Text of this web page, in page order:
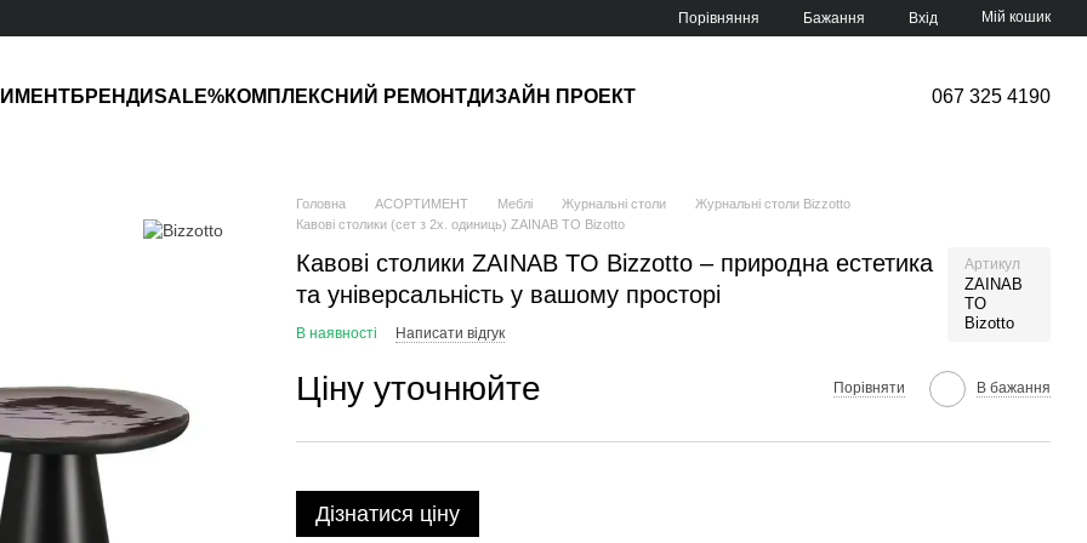
Порівняння Бажання Вхід Мій кошик
БРЕНДИSALE%КОМПЛЕКСНИЙ РЕМОНТДИЗАЙН ПРОЕКТ 067 325 4190
Головна АСОРТИМЕНТ Меблі Журнальні столи
Журнальні столи Bizzotto
Кавові столики (сет з 2х. одиниць) ZAINAB TO Bizotto
Кавові столики ZAINAB TO Bizzotto – природна естетика
та універсальність у вашому просторі
Артикул
ZAINAB
TO
Bizotto
В наявності Написати відгук
Ціну уточнюйте Порівняти В бажання
Дізнатися ціну